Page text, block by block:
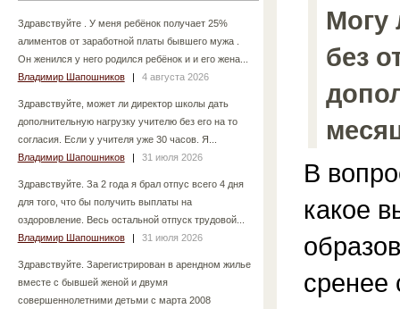
Здравствуйте . У меня ребёнок получает 25%
алиментов от заработной платы бывшего мужа .
Он женился у него родился ребёнок и и его жена...
Владимир Шапошников
| 4 августа 2026
Здравствуйте, может ли директор школы дать
дополнительную нагрузку учителю без его на то
согласия. Если у учителя уже 30 часов. Я...
Владимир Шапошников
| 31 июля 2026
Здравствуйте. За 2 года я брал отпус всего 4 дня
для того, что бы получить выплаты на
оздоровление. Весь остальной отпуск трудовой...
Владимир Шапошников
| 31 июля 2026
Здравствуйте. Зарегистрирован в арендном жилье
вместе с бывшей женой и двумя
совершеннолетними детьми с марта 2008
Могу
без
В
какое
сренее